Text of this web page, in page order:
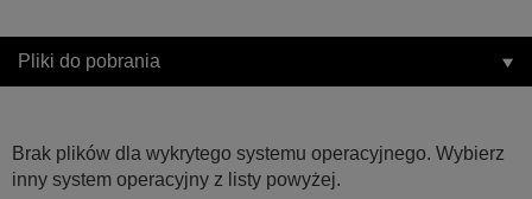
Pliki do pobrania
Brak plików dla wykrytego systemu operacyjnego. Wybierz
inny system operacyjny z listy powyżej.